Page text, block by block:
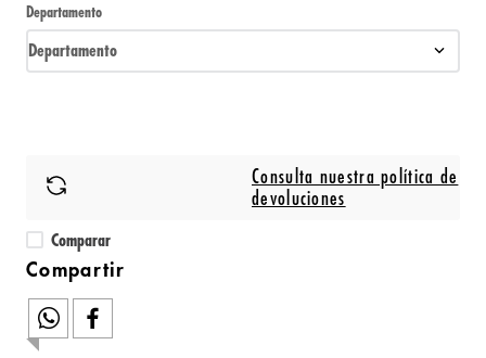
Departamento
Departamento
Consulta nuestra política de
devoluciones
Comparar